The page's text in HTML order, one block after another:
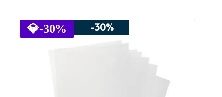
har
flere
💎-30% -30%